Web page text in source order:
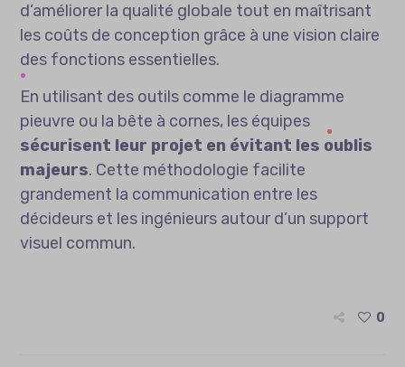
d’améliorer la qualité globale tout en maîtrisant
les coûts de conception grâce à une vision claire
des fonctions essentielles.
En utilisant des outils comme le diagramme
pieuvre ou la bête à cornes, les équipes
sécurisent leur projet en évitant les oublis
majeurs. Cette méthodologie facilite
grandement la communication entre les
décideurs et les ingénieurs autour d’un support
visuel commun.
0